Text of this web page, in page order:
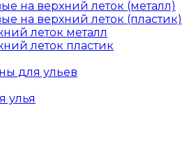
на верхний леток (металл)
на верхний леток (пластик)
леток металл
леток пластик
для ульев
улья